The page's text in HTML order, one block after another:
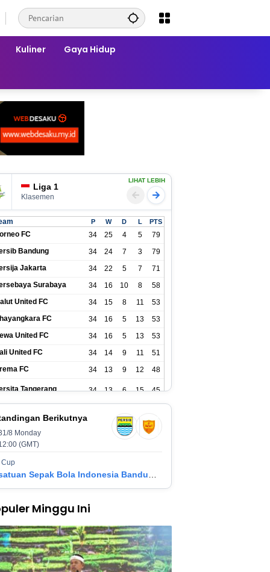
Kuliner Gaya Hidup
Liga 1
Klasemen
LIHAT LEBIH
P W D L PTS
FC 34 25 4 5
79
Bandung 34 24 7 3
79
Jakarta 34 22 5 7
71
Surabaya 34 16 10 8
58
United FC 34 15 8 11
53
FC 34 16 5 13
53
United FC 34 16 5 13
53
United FC 34 14 9 11
51
FC 34 13 9 12
48
Tangerang 34 13 6 15 45
Kediri 6 17
Jepara
Makassar 34
Solo 34 8 10 16 34
Padang FC 34 5 5 24 20
Berikutnya
8 Monday
(GMT)
Cup
Minggu Ini